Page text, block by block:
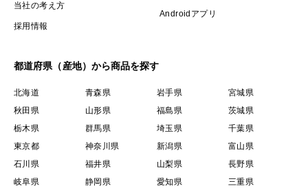
当社の考え方
採用情報
Androidアプリ
都道府県（産地）から商品を探す
北海道 青森県 岩手県
宮城県
秋田県
山形県 福島県
茨城県
栃木県
群馬県 埼玉県
千葉県
東京都
神奈川県 新潟県
富山県
石川県
福井県 山梨県
長野県
岐阜県
静岡県 愛知県
三重県